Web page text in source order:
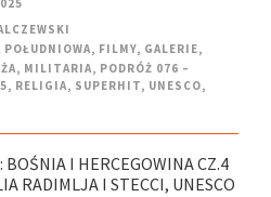
POŁUDNIOWA, FILMY, GALERIE,
, MILITARIA, PODRÓŻ 076 –
, RELIGIA, SUPERHIT, UNESCO,
BOŚNIA I HERCEGOWINA CZ.4
RADIMLJA I STECCI, UNESCO